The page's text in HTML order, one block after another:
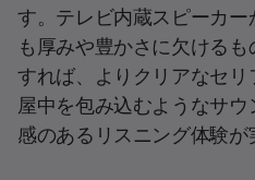
す。テレビ内蔵スピーカ
も厚みや豊かさに欠ける
すれば、よりクリアなセ
屋中を包み込むようなサ
感のあるリスニング体験が